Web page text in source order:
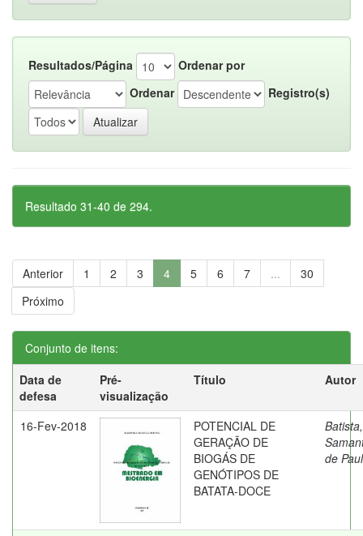
Resultados/Página
Ordenar por
Ordenar
Registro(s)
Resultado 31-40 de 294.
Anterior 1 2 3 4 5 6 7 ...
30
Próximo
Conjunto de itens:
Data de
defesa
Pré-
visualização
Título Autor
16-Fev-2018
POTENCIAL DE
GERAÇÃO DE
BIOGÁS DE
GENÓTIPOS DE
BATATA-DOCE
Batista,
de